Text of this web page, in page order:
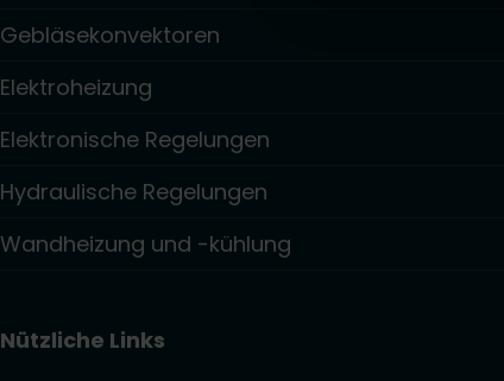
Gebläsekonvektoren
Elektroheizung
Elektronische Regelungen
Hydraulische Regelungen
Wandheizung und -kühlung
Nützliche Links